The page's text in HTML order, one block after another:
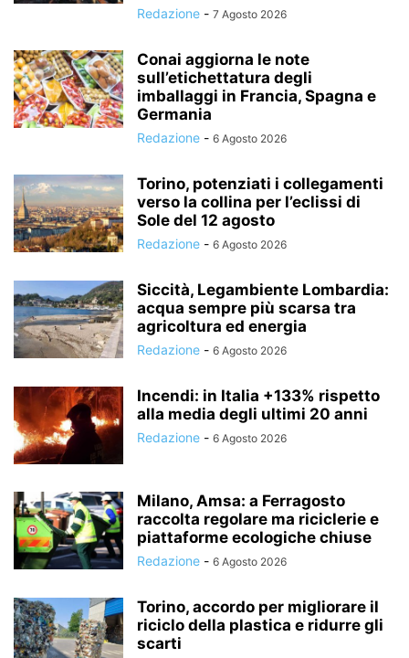
Redazione - 7 Agosto 2026
Conai aggiorna le note
sull’etichettatura degli
imballaggi in Francia, Spagna e
Germania
Redazione - 6 Agosto 2026
Torino, potenziati i collegamenti
verso la collina per l’eclissi di
Sole del 12 agosto
Redazione - 6 Agosto 2026
Siccità, Legambiente Lombardia:
acqua sempre più scarsa tra
agricoltura ed energia
Redazione - 6 Agosto 2026
Incendi: in Italia +133% rispetto
alla media degli ultimi 20 anni
Redazione - 6 Agosto 2026
Milano, Amsa: a Ferragosto
raccolta regolare ma riciclerie e
piattaforme ecologiche chiuse
Redazione - 6 Agosto 2026
Torino, accordo per migliorare il
riciclo della plastica e ridurre gli
scarti